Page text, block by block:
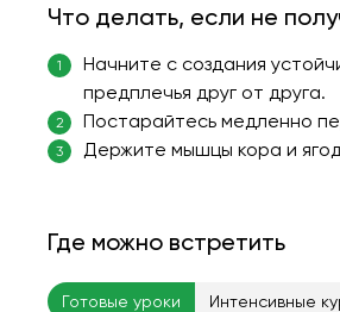
Что делать, если не
1
Начните с создания
предплечья друг от друга.
2 Постарайтесь медленно
3 Держите мышцы кора и
Где можно встретить
Готовые уроки Интенсивные